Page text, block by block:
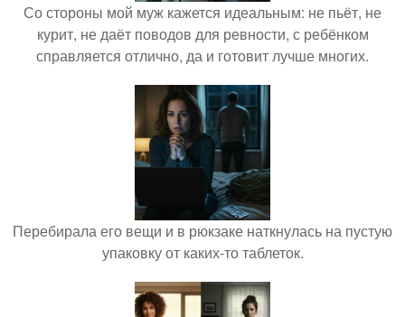
Со стороны мой муж кажется идеальным: не пьёт, не
курит, не даёт поводов для ревности, с ребёнком
справляется отлично, да и готовит лучше многих.
Перебирала его вещи и в рюкзаке наткнулась на пустую
упаковку от каких-то таблеток.